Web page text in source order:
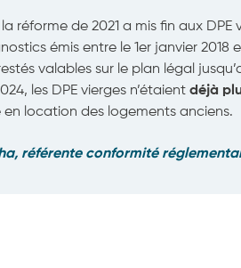
réforme de 2021 a mis fin aux DPE
émis entre le 1er janvier 2018
valables sur le plan légal
les DPE vierges n’étaient déjà
en location des logements anciens.
référente conformité